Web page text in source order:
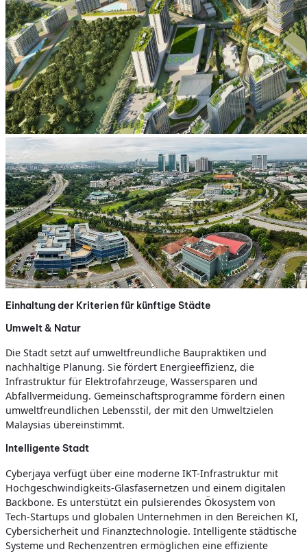
Einhaltung der Kriterien für künftige Städte
Umwelt & Natur
Die Stadt setzt auf umweltfreundliche Baupraktiken und
nachhaltige Planung. Sie fördert Energieeffizienz, die
Infrastruktur für Elektrofahrzeuge, Wassersparen und
Abfallvermeidung. Gemeinschaftsprogramme fördern einen
umweltfreundlichen Lebensstil, der mit den Umweltzielen
Malaysias übereinstimmt.
Intelligente Stadt
Cyberjaya verfügt über eine moderne IKT-Infrastruktur mit
Hochgeschwindigkeits-Glasfasernetzen und einem digitalen
Backbone. Es unterstützt ein pulsierendes Ökosystem von
Tech-Startups und globalen Unternehmen in den Bereichen KI,
Cybersicherheit und Finanztechnologie. Intelligente städtische
Systeme und Rechenzentren ermöglichen eine effiziente